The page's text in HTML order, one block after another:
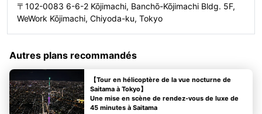
〒102-0083 6-6-2 Kōjimachi, Banchō-Kōjimachi Bldg. 5F,
WeWork Kōjimachi, Chiyoda-ku, Tokyo
Autres plans recommandés
【Tour en hélicoptère de la vue nocturne de
Saitama à Tokyo】
Une mise en scène de rendez-vous de luxe de
45 minutes à Saitama